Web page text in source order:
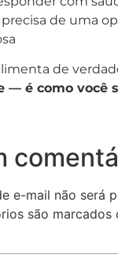
de uma
de
— é como você
e-mail não será
são marcados